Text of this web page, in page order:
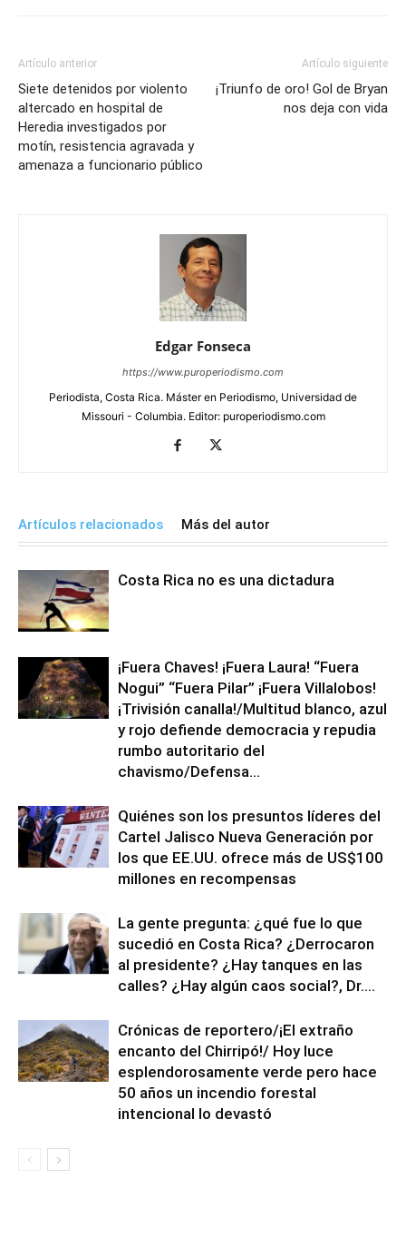
Artículo anterior
Siete detenidos por violento
altercado en hospital de
Heredia investigados por
motín, resistencia agravada y
amenaza a funcionario público
Artículo siguiente
¡Triunfo de oro! Gol de Bryan
nos deja con vida
Edgar Fonseca
https://www.puroperiodismo.com
Periodista, Costa Rica. Máster en Periodismo, Universidad de
Missouri - Columbia. Editor: puroperiodismo.com
Artículos relacionados Más del autor
Costa Rica no es una dictadura
¡Fuera Chaves! ¡Fuera Laura! “Fuera
Nogui” “Fuera Pilar” ¡Fuera Villalobos!
¡Trivisión canalla!/Multitud blanco, azul
y rojo defiende democracia y repudia
rumbo autoritario del
chavismo/Defensa...
Quiénes son los presuntos líderes del
Cartel Jalisco Nueva Generación por
los que EE.UU. ofrece más de US$100
millones en recompensas
La gente pregunta: ¿qué fue lo que
sucedió en Costa Rica? ¿Derrocaron
al presidente? ¿Hay tanques en las
calles? ¿Hay algún caos social?, Dr....
Crónicas de reportero/¡El extraño
encanto del Chirripó!/ Hoy luce
esplendorosamente verde pero hace
50 años un incendio forestal
intencional lo devastó